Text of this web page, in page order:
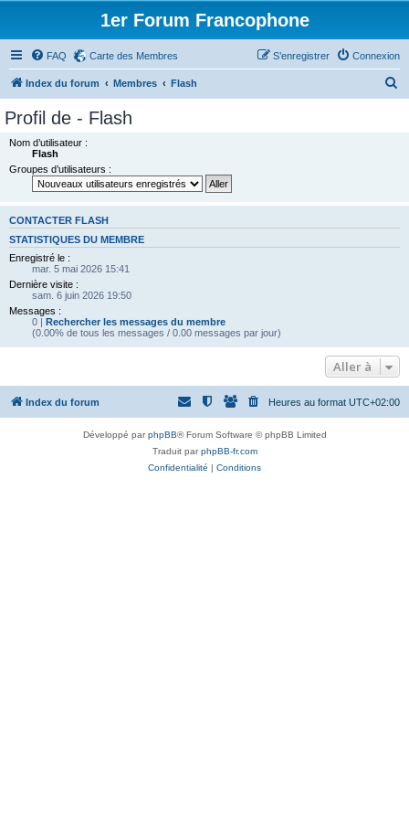
1er Forum Francophone
FAQ Carte des Membres Connexion
S’enregistrer
Index du forum Membres Flash
Profil de - Flash
Nom d’utilisateur :
Flash
Groupes d’utilisateurs :
CONTACTER FLASH
STATISTIQUES DU MEMBRE
Enregistré le :
mar. 5 mai 2026 15:41
Dernière visite :
sam. 6 juin 2026 19:50
Messages :
0 | Rechercher les messages du membre
(0.00% de tous les messages / 0.00 messages par jour)
Aller à
Index du forum Heures au format UTC+02:00
Développé parphpBB® Forum Software © phpBB Limited
Traduit parphpBB-fr.com
Confidentialité | Conditions